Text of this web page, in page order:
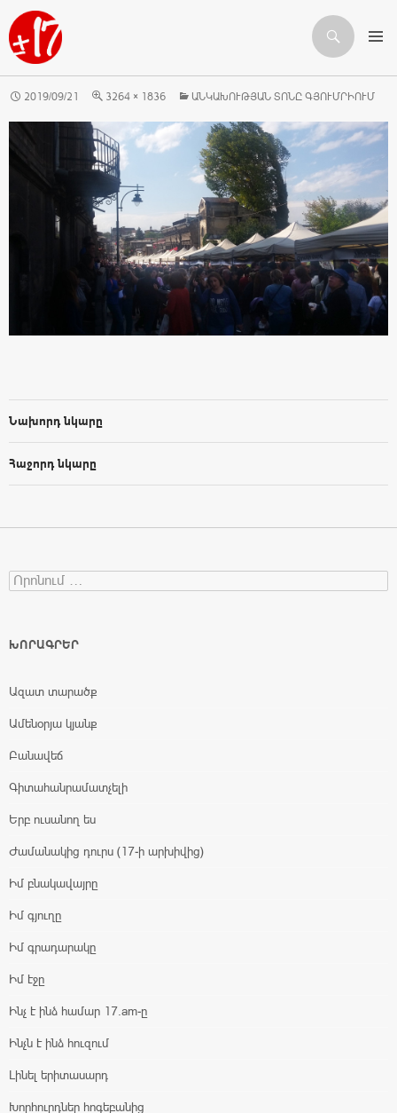
Որոնում
ԱՆՑՆԵԼ ԲՈՎԱՆԴԱԿՈՒԹՅԱՆԸ
2019/09/21 3264 × 1836 ԱՆԿԱԽՈՒԹՅԱՆ ՏՈՆԸ ԳՅՈՒՄՐԻՈՒՄ
Նախորդ նկարը
Հաջորդ նկարը
Search for:
ԽՈՐԱԳՐԵՐ
Ազատ տարածք
Ամենօրյա կյանք
Բանավեճ
Գիտահանրամատչելի
Երբ ուսանող ես
Ժամանակից դուրս (17-ի արխիվից)
Իմ բնակավայրը
Իմ գյուղը
Իմ գրադարակը
Իմ էջը
Ինչ է ինձ համար 17.am-ը
Ինչն է ինձ հուզում
Լինել երիտասարդ
Խորհուրդներ հոգեբանից